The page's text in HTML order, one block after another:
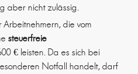
aber nicht zulässig.
die vom
steuerfreie
€ leisten. Da es sich bei
Notfall handelt, darf